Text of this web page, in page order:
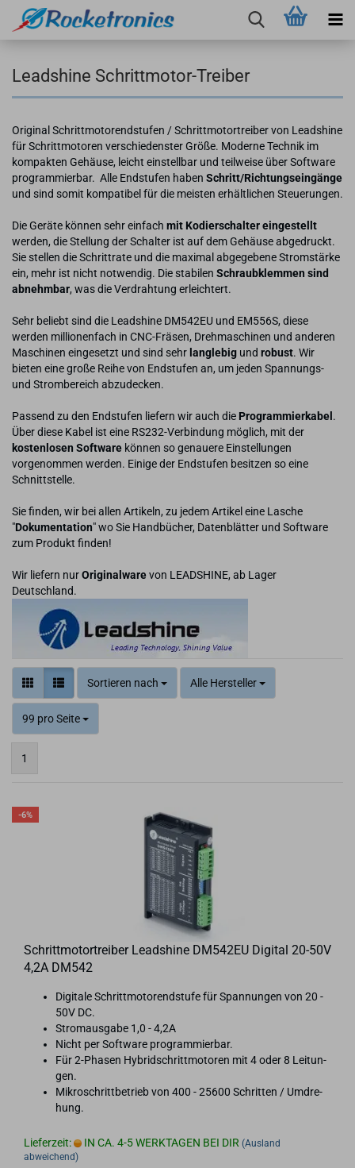
Leadshine Schrittmotor-Treiber
Original Schrittmotorendstufen / Schrittmotortreiber von Leadshine
für Schrittmotoren verschiedenster Größe. Moderne Technik im
kompakten Gehäuse, leicht einstellbar und teilweise über Software
programmierbar. Alle Endstufen haben Schritt/Richtungseingänge
und sind somit kompatibel für die meisten erhältlichen Steuerungen.
Die Geräte können sehr einfach mit Kodierschalter eingestellt
werden, die Stellung der Schalter ist auf dem Gehäuse abgedruckt.
Sie stellen die Schrittrate und die maximal abgegebene Stromstärke
ein, mehr ist nicht notwendig. Die stabilen Schraubklemmen sind
abnehmbar, was die Verdrahtung erleichtert.
Sehr beliebt sind die Leadshine DM542EU und EM556S, diese
werden millionenfach in CNC-Fräsen, Drehmaschinen und anderen
Maschinen eingesetzt und sind sehr langlebig und robust. Wir
bieten eine große Reihe von Endstufen an, um jeden Spannungs-
und Strombereich abzudecken.
Passend zu den Endstufen liefern wir auch die Programmierkabel .
Über diese Kabel ist eine RS232-Verbindung möglich, mit der
kostenlosen Software können so genauere Einstellungen
vorgenommen werden. Einige der Endstufen besitzen so eine
Schnittstelle.
Sie finden, wir bei allen Artikeln, zu jedem Artikel eine Lasche
"Dokumentation" wo Sie Handbücher, Datenblätter und Software
zum Produkt finden!
Wir liefern nurOriginalwarevon LEADSHINE, ab Lager
Deutschland.
Sortieren nach Alle Hersteller
99 pro Seite
1
-6%
Schritt­mo­tor­trei­ber Lead­shi­ne DM542EU Di­gi­tal 20-​50V
4,2A DM542
Di­gi­ta­le Schritt­mo­to­rend­stu­fe für Span­nun­gen von 20 -
50V DC.
Strom­aus­ga­be 1,0 - 4,2A
Nicht per Soft­ware pro­gram­mier­bar.
Für 2-​Phasen Hy­brid­schritt­mo­to­ren mit 4 oder 8 Lei­tun­
gen.
Mi­kro­schritt­be­trieb von 400 - 25600 Schrit­ten / Um­dre­
hung.
Lieferzeit: IN CA. 4-5 WERKTAGEN BEI DIR (Ausland
abweichend)